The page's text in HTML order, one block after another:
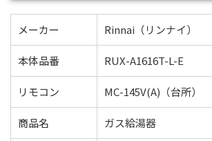
メーカー Rinnai（リンナイ）
本体品番 RUX-A1616T-L-E
リモコン MC-145V(A)（台所）
商品名 ガス給湯器